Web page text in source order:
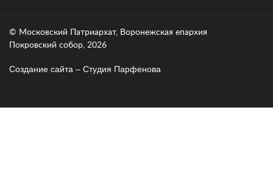
© Московский Патриархат, Воронежcкая епархия
Покровский собор, 2026
Создание сайта – Cтудия Парфенова